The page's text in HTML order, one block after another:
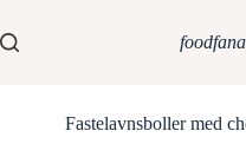
Fastelavnsboller med